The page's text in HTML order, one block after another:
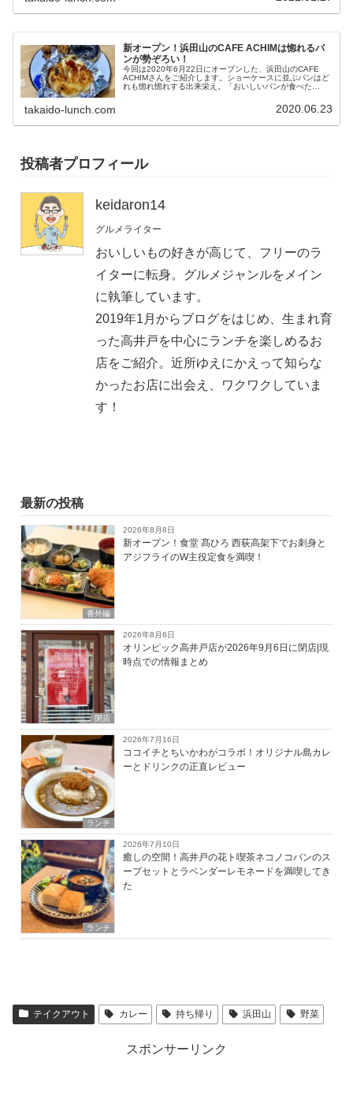
新オープン！浜田山のCAFE ACHIMは惚れるパ
ンが勢ぞろい！
今回は2020年6月22日にオープンした、浜田山のCAFE
ACHIMさんをご紹介します。ショーケースに並ぶパンはど
れも惚れ惚れする出来栄え。「おいしいパンが食べた
takaido-lunch.com 2020.06.23
投稿者プロフィール
keidaron14
グルメライター
おいしいもの好きが高じて、フリーのラ
イターに転身。グルメジャンルをメイン
に執筆しています。
2019年1月からブログをはじめ、生まれ育
った高井戸を中心にランチを楽しめるお
店をご紹介。近所ゆえにかえって知らな
かったお店に出会え、ワクワクしていま
す！
最新の投稿
番外編
2026年8月8日
新オープン！食堂 髙ひろ 西荻高架下でお刺身と
アジフライのW主役定食を満喫！
閉店
2026年8月6日
オリンピック高井戸店が2026年9月6日に閉店|現
時点での情報まとめ
ランチ
2026年7月16日
ココイチとちいかわがコラボ！オリジナル島カレ
ーとドリンクの正直レビュー
ランチ
2026年7月10日
癒しの空間！高井戸の花ト喫茶ネコノコバンのス
ープセットとラベンダーレモネードを満喫してき
た
テイクアウト カレー 持ち帰り 浜田山 野菜
スポンサーリンク